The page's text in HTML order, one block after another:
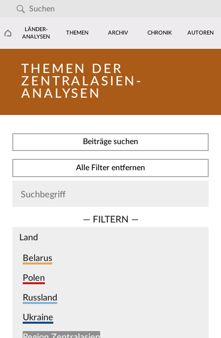
LÄNDER-
ANALYSEN
THEMEN ARCHIV CHRONIK AUTOREN
THEMEN DER
ZENTRALASIEN-
ANALYSEN
Beiträge suchen
Alle Filter entfernen
— FILTERN —
Land
Belarus
Polen
Russland
Ukraine